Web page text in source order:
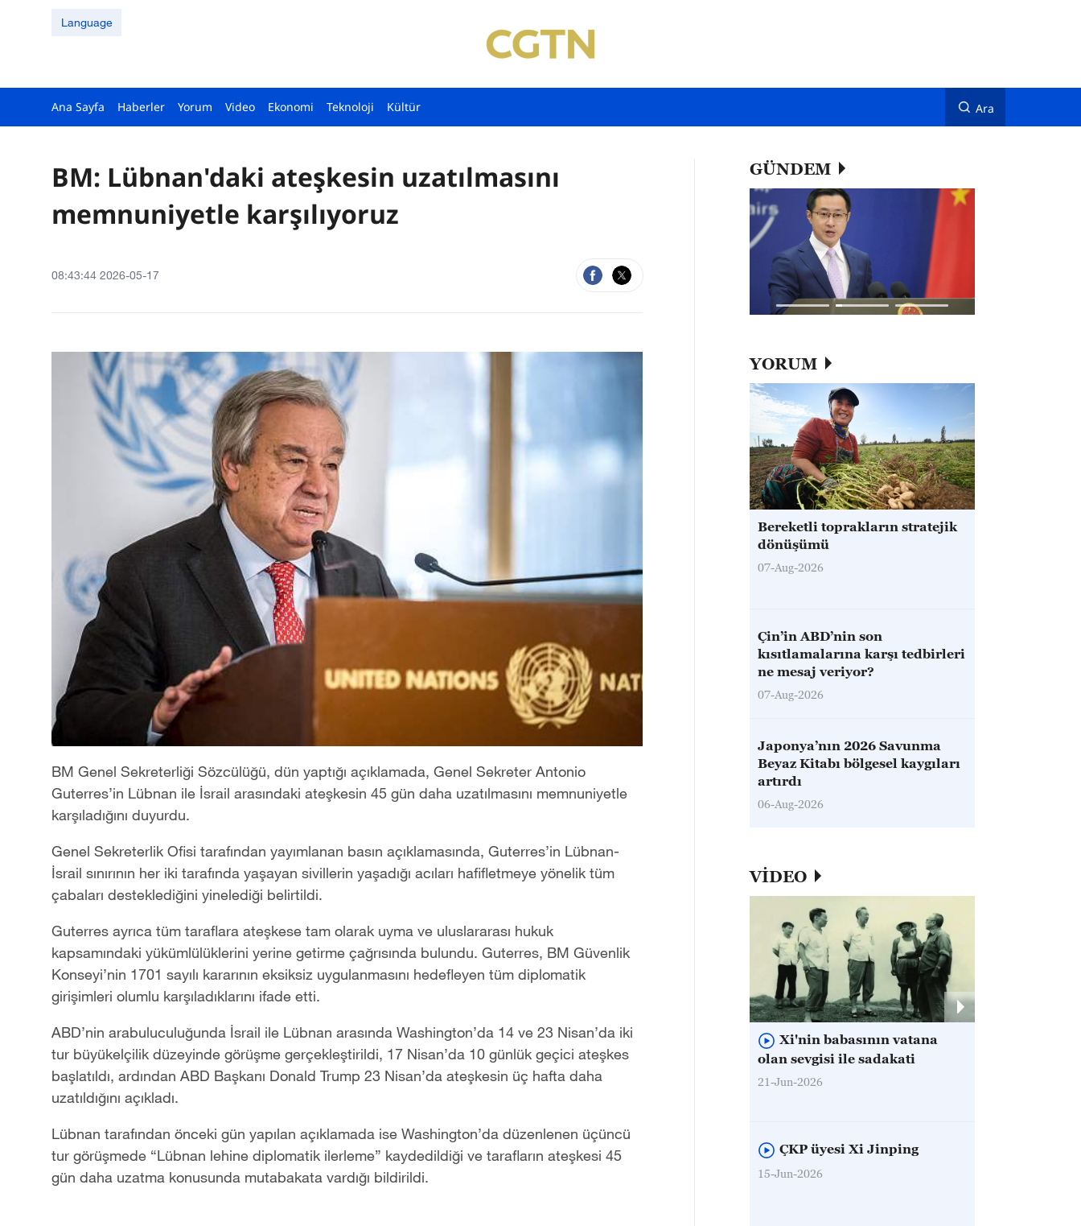
Language
Ana Sayfa Haberler Yorum Video Ekonomi Teknoloji Kültür Ara
BM: Lübnan'daki ateşkesin uzatılmasını
memnuniyetle karşılıyoruz
08:43:44 2026-05-17
BM Genel Sekreterliği Sözcülüğü, dün yaptığı açıklamada, Genel Sekreter Antonio
Guterres’in Lübnan ile İsrail arasındaki ateşkesin 45 gün daha uzatılmasını memnuniyetle
karşıladığını duyurdu.
Genel Sekreterlik Ofisi tarafından yayımlanan basın açıklamasında, Guterres’in Lübnan-
İsrail sınırının her iki tarafında yaşayan sivillerin yaşadığı acıları hafifletmeye yönelik tüm
çabaları desteklediğini yinelediği belirtildi.
Guterres ayrıca tüm taraflara ateşkese tam olarak uyma ve uluslararası hukuk
kapsamındaki yükümlülüklerini yerine getirme çağrısında bulundu. Guterres, BM Güvenlik
Konseyi’nin 1701 sayılı kararının eksiksiz uygulanmasını hedefleyen tüm diplomatik
girişimleri olumlu karşıladıklarını ifade etti.
ABD’nin arabuluculuğunda İsrail ile Lübnan arasında Washington’da 14 ve 23 Nisan’da iki
tur büyükelçilik düzeyinde görüşme gerçekleştirildi, 17 Nisan’da 10 günlük geçici ateşkes
başlatıldı, ardından ABD Başkanı Donald Trump 23 Nisan’da ateşkesin üç hafta daha
uzatıldığını açıkladı.
Lübnan tarafından önceki gün yapılan açıklamada ise Washington’da düzenlenen üçüncü
tur görüşmede “Lübnan lehine diplomatik ilerleme” kaydedildiği ve tarafların ateşkesi 45
gün daha uzatma konusunda mutabakata vardığı bildirildi.
GÜNDEM
YORUM
Bereketli toprakların stratejik
dönüşümü
07-Aug-2026
Çin’in ABD’nin son
kısıtlamalarına karşı tedbirleri
ne mesaj veriyor?
07-Aug-2026
Japonya’nın 2026 Savunma
Beyaz Kitabı bölgesel kaygıları
artırdı
06-Aug-2026
VİDEO
Xi'nin babasının vatana
olan sevgisi ile sadakati
21-Jun-2026
ÇKP üyesi Xi Jinping
15-Jun-2026